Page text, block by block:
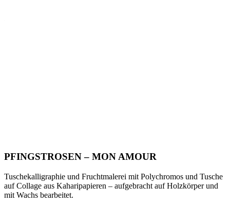
PFINGSTROSEN – MON AMOUR
Tuschekalligraphie und Fruchtmalerei mit Polychromos und Tusche
auf Collage aus Kaharipapieren – aufgebracht auf Holzkörper und
mit Wachs bearbeitet.